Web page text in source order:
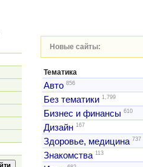
Новые сайты:
Тематика
Авто 856
Без тематики 1,799
Бизнес и финансы 610
Дизайн 167
Здоровье, медицина 737
Знакомства 113